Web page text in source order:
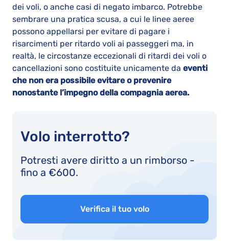
dei voli, o anche casi di negato imbarco. Potrebbe
sembrare una pratica scusa, a cui le linee aeree
possono appellarsi per evitare di pagare i
risarcimenti per ritardo voli ai passeggeri ma, in
realtà, le circostanze eccezionali di ritardi dei voli o
cancellazioni sono costituite unicamente da eventi
che non era possibile evitare o prevenire
nonostante l’impegno della compagnia aerea.
Volo interrotto?
Potresti avere diritto a un rimborso -
fino a €600.
Verifica il tuo volo